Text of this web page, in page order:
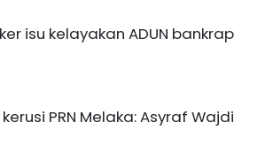
isu kelayakan ADUN bankrap
PRN Melaka: Asyraf Wajdi